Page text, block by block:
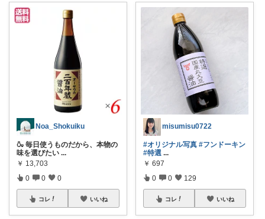
Noa_Shokuiku
🍶 毎日使うものだから、本物の
味を選びたい ...
￥ 13,703
0 0 0
コレ いいね
misumisu0722
#オリジナル写真 #フンドーキン
#特選 ...
￥ 697
0 0 129
コレ いいね